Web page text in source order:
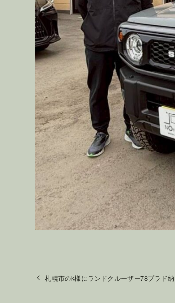
札幌市のk様にランドクルーザー78プラド納